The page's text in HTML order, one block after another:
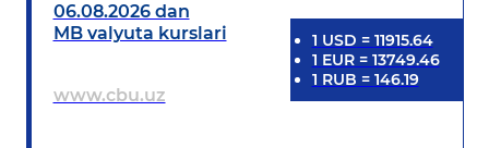
06.08.2026 dan
MB valyuta kurslari
www.cbu.uz
1 USD = 11915.64
1 EUR= 13749.46
1 RUB = 146.19